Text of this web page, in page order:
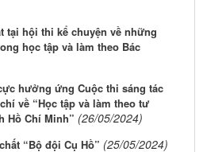
tại hội thi kể chuyện về những
học tập và làm theo Bác
hưởng ứng Cuộc thi sáng tác
về “Học tập và làm theo tư
Hồ Chí Minh” (26/05/2024)
“Bộ đội Cụ Hồ” (25/05/2024)